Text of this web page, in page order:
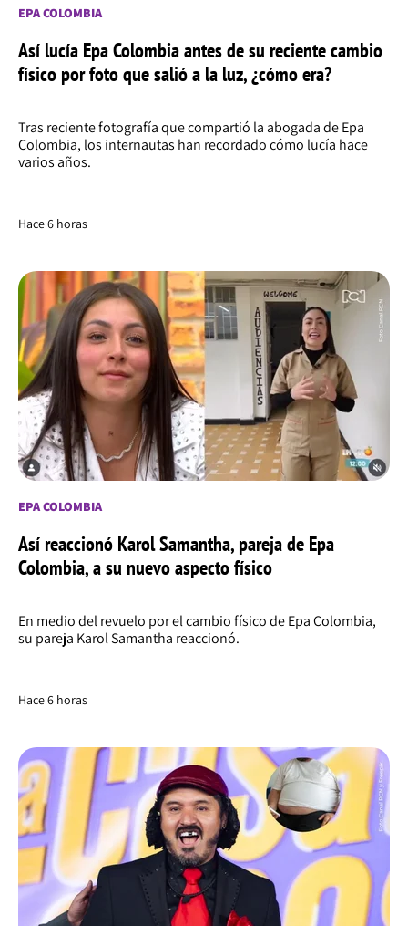
EPA COLOMBIA
Así lucía Epa Colombia antes de su reciente cambio
físico por foto que salió a la luz, ¿cómo era?
Tras reciente fotografía que compartió la abogada de Epa
Colombia, los internautas han recordado cómo lucía hace
varios años.
Hace 6 horas
EPA COLOMBIA
Así reaccionó Karol Samantha, pareja de Epa
Colombia, a su nuevo aspecto físico
En medio del revuelo por el cambio físico de Epa Colombia,
su pareja Karol Samantha reaccionó.
Hace 6 horas